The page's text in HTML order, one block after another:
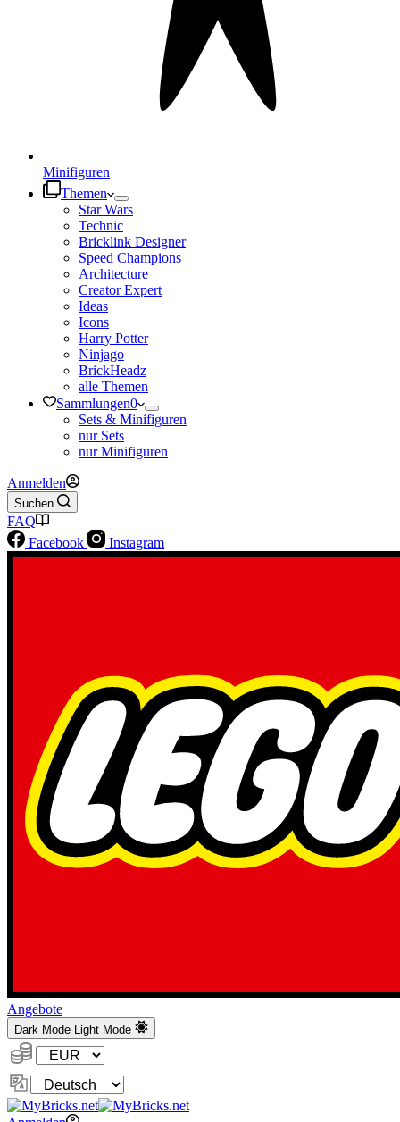
Minifiguren
Themen
Star Wars
Technic
Bricklink Designer
Speed Champions
Architecture
Creator Expert
Ideas
Icons
Harry Potter
Ninjago
BrickHeadz
alle Themen
Sammlungen0
Sets & Minifiguren
nur Sets
nur Minifiguren
Anmelden
Suchen
FAQ
Facebook
Instagram
Angebote
Dark Mode Light Mode
Währung:
Sprache
ändern